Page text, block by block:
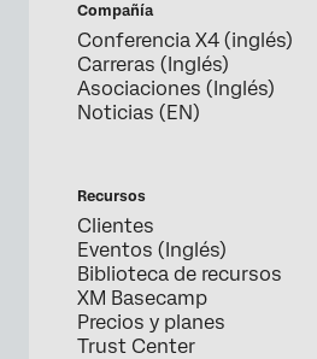
Compañía
Conferencia X4 (inglés)
Carreras (Inglés)
Asociaciones (Inglés)
Noticias (EN)
Recursos
Clientes
Eventos (Inglés)
Biblioteca de recursos
XM Basecamp
Precios y planes
Trust Center